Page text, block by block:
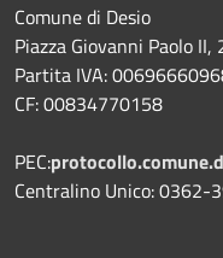
Comune di Desio
Piazza Giovanni Paolo
Partita IVA:
CF: 00834770158
PEC:
Centralino Unico: 0362-